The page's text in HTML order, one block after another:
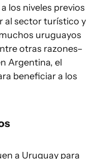
los niveles previos
al sector turístico y
uruguayos
otras razones–
Argentina, el
beneficiar a los
a Uruguay para